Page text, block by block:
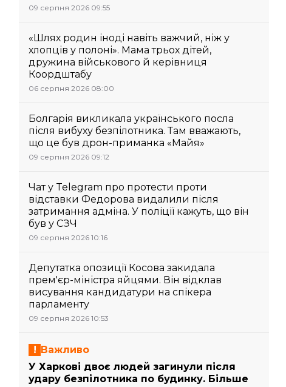
09 серпня 2026 09:55
«Шлях родин іноді навіть важчий, ніж у
хлопців у полоні». Мама трьох дітей,
дружина військового й керівниця
Коордштабу
06 серпня 2026 08:00
Болгарія викликала українського посла
після вибуху безпілотника. Там вважають,
що це був дрон-приманка «Майя»
09 серпня 2026 09:12
Чат у Telegram про протести проти
відставки Федорова видалили після
затримання адміна. У поліції кажуть, що він
був у СЗЧ
09 серпня 2026 10:16
Депутатка опозиції Косова закидала
прем'єр-міністра яйцями. Він відклав
висування кандидатури на спікера
парламенту
09 серпня 2026 10:53
Важливо
У Харкові двоє людей загинули після
удару безпілотника по будинку. Більше